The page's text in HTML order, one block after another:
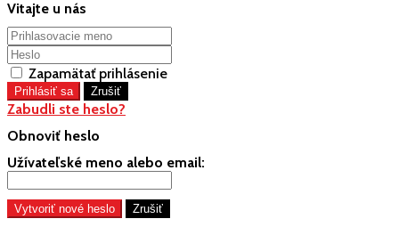
Vitajte u nás
Zapamätať prihlásenie
Zabudli ste heslo?
Obnoviť heslo
Užívateľské meno alebo email: